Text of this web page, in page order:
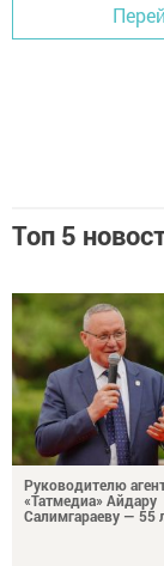
Топ 5
Руководителю
«Татмедиа» Айдару
Салимгараеву — 55